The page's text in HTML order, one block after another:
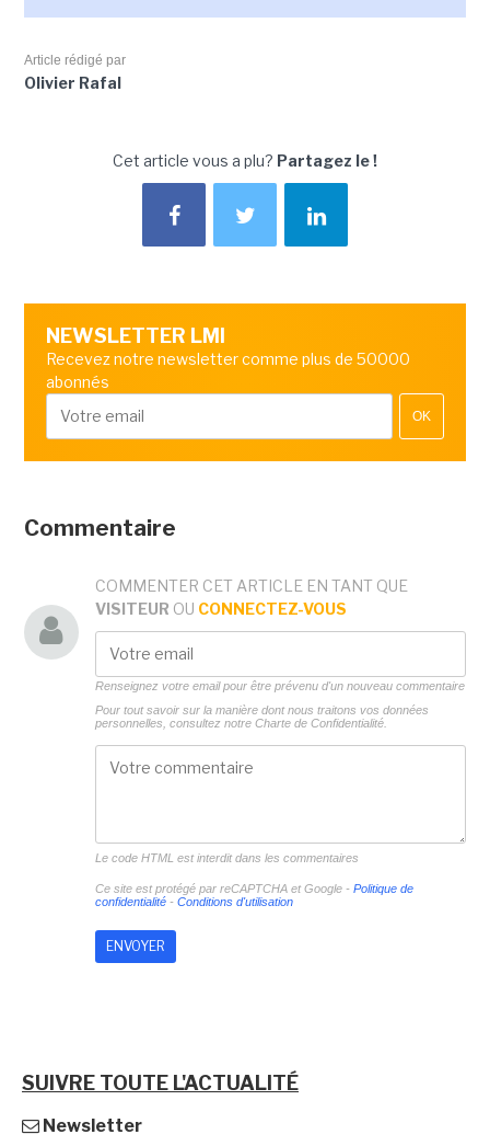
Article rédigé par
Olivier Rafal
Cet article vous a plu? Partagez le !
NEWSLETTER LMI
Recevez notre newsletter comme plus de 50000
abonnés
OK
Commentaire
COMMENTER CET ARTICLE EN TANT QUE
VISITEUR OU CONNECTEZ-VOUS
Renseignez votre email pour être prévenu d'un nouveau commentaire
Pour tout savoir sur la manière dont nous traitons vos données
personnelles, consultez notre Charte de Confidentialité.
Le code HTML est interdit dans les commentaires
Ce site est protégé par reCAPTCHA et Google - Politique de
confidentialité- Conditions d'utilisation
SUIVRE TOUTE L'ACTUALITÉ
Newsletter